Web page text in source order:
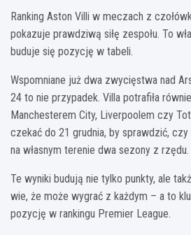
Ranking Aston Villi w meczach z
pokazuje prawdziwą siłę zespołu. To
buduje się pozycję w tabeli.
Wspomniane już dwa zwycięstwa nad
24 to nie przypadek. Villa potrafiła
Manchesterem City, Liverpoolem czy
czekać do 21 grudnia, by sprawdzić,
na własnym terenie dwa sezony z rzędu.
Te wyniki budują nie tylko punkty, ale
wie, że może wygrać z każdym – a to
pozycję w rankingu Premier League.